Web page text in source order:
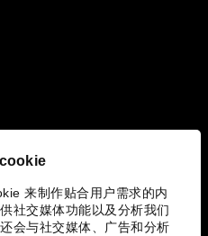
来制作贴合用户需求的内
社交媒体功能以及分析我们
会与社交媒体、广告和分析